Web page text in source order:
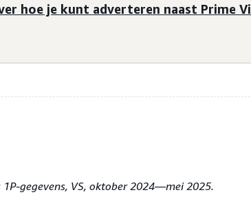
hoe je kunt adverteren naast Prime
gegevens, VS, oktober 2024—mei 2025.